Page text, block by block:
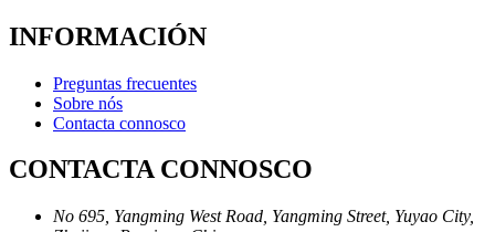
INFORMACIÓN
Preguntas frecuentes
Sobre nós
Contacta connosco
CONTACTA CONNOSCO
No 695, Yangming West Road, Yangming Street, Yuyao City,